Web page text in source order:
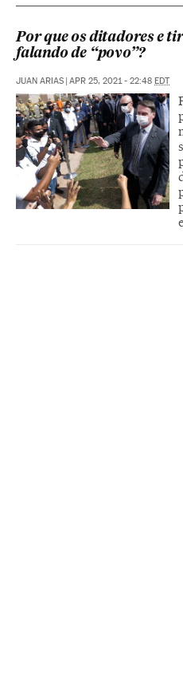
Por que os ditadores e
falando de “povo”?
JUAN ARIAS APR 25, 2021 - 22:48 EDT